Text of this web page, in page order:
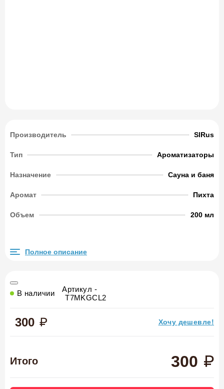
Производитель SlRus
Тип Ароматизаторы
Назначение Сауна и баня
Аромат Пихта
Объем 200 мл
Полное описание
В наличии
Артикул -
T7MKGCL2
300 Хочу дешевле!
Итого 300